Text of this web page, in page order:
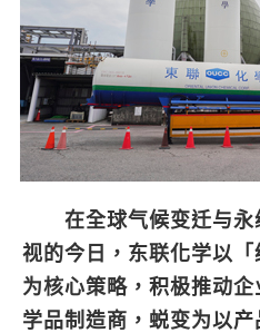
在全球气候变迁与永
视的今日，东联化学以「
为核心策略，积极推动
学品制造商，蜕变为以